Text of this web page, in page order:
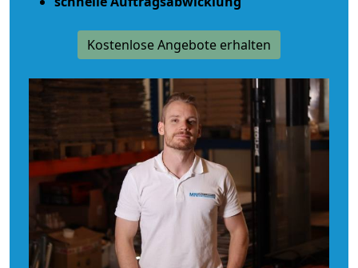
Kostenlose Angebote erhalten